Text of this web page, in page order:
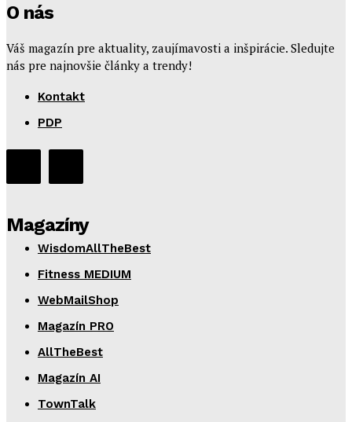
O nás
Váš magazín pre aktuality, zaujímavosti a inšpirácie. Sledujte
nás pre najnovšie články a trendy!
Kontakt
PDP
Magazíny
WisdomAllTheBest
Fitness MEDIUM
WebMailShop
Magazín PRO
AllTheBest
Magazín AI
TownTalk